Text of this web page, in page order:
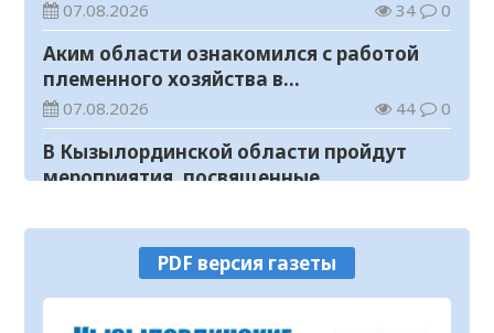
добытчиков золота
07.08.2026 34 0
Аким области ознакомился с работой
племенного хозяйства в
Жанакорганском районе
07.08.2026 44 0
В Кызылординской области пройдут
мероприятия, посвященные
В Жанакорганском районе открылась
птицефабрика
07.08.2026 50 0
PDF версия газеты